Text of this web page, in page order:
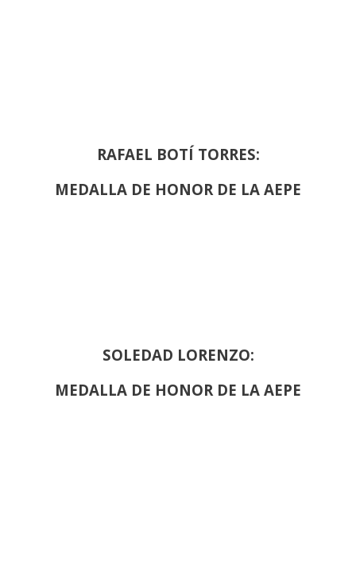
RAFAEL BOTÍ TORRES:
MEDALLA DE HONOR DE LA AEPE
SOLEDAD LORENZO:
MEDALLA DE HONOR DE LA AEPE